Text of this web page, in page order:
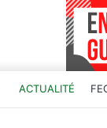
ACTUALITÉ